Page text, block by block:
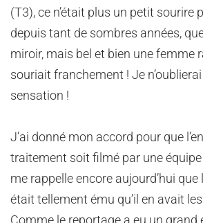
(T3), ce n’était plus un petit sourire
depuis tant de sombres années,
miroir, mais bel et bien une femme
souriait franchement ! Je
sensation !
J’ai donné mon accord pour que
traitement soit filmé par une
me rappelle encore aujourd’hui
était tellement ému qu’il en avait